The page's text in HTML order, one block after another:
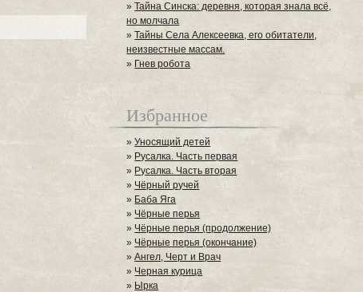
»Тайна Синска: деревня, которая знала всё,
но молчала
»Тайны Села Алексеевка, его обитатели,
неизвестные массам.
» Гнев робота
Избранное
»Уносящий детей
» Русалка. Часть первая
» Русалка. Часть вторая
» Чёрный ручей
» Баба Яга
»Чёрные перья
» Чёрные перья (продолжение)
» Чёрные перья (окончание)
»Ангел, Черт и Врач
» Черная курица
» Ырка